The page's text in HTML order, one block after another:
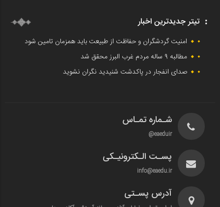
تیتر جدیدترین اخبار
امنیت گردشگران و حفاظت از طبیعت باید همزمان تامین شود
مطالبه ۹ ساله مردم غرب البرز محقق شد
صدای انفجار در پاکدشت شنیدید نگران نشوید
شـماره تمـاس
eaeduir@
پسـت الـکترونیـکی
info@eaedu.ir
آدرس پسـتی